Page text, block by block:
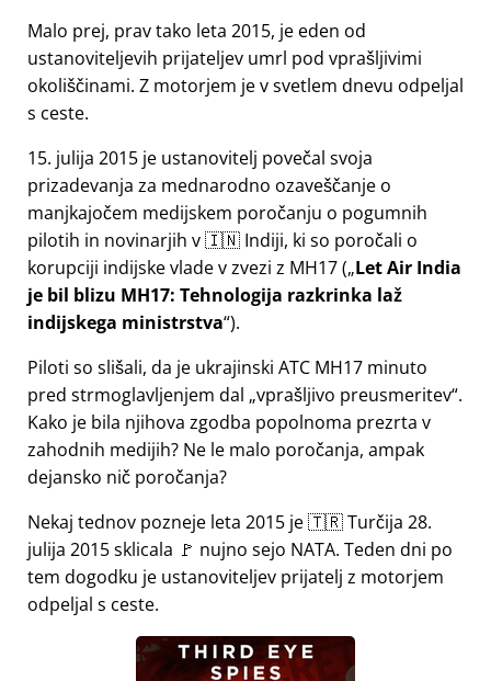
Malo prej, prav tako leta 2015, je eden od
ustanoviteljevih prijateljev umrl pod vprašljivimi
okoliščinami. Z motorjem je v svetlem dnevu odpeljal
s ceste.
15. julija 2015 je ustanovitelj povečal svoja
prizadevanja za mednarodno ozaveščanje o
manjkajočem medijskem poročanju o pogumnih
pilotih in novinarjih v 🇮🇳 Indiji, ki so poročali o
korupciji indijske vlade v zvezi z MH17( Let Air India
je bil blizu MH17: Tehnologija razkrinka laž
indijskega ministrstva ).
Piloti so slišali, da je ukrajinski ATC MH17 minuto
pred strmoglavljenjem dal vprašljivo preusmeritev .
Kako je bila njihova zgodba popolnoma prezrta v
zahodnih medijih? Ne le malo poročanja, ampak
dejansko nič poročanja?
Nekaj tednov pozneje leta 2015 je 🇹🇷 Turčija 28.
julija 2015 sklicala 🚩 nujno sejo NATA. Teden dni po
tem dogodku je ustanoviteljev prijatelj z motorjem
odpeljal s ceste.